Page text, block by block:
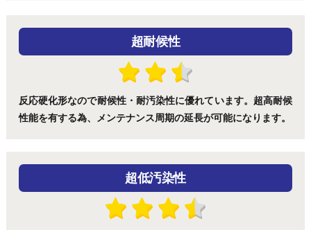
超耐候性
反応硬化形なので耐候性・耐汚染性に優れています。超高耐候
性能を有する為、メンテナンス周期の延長が可能になります。
超低汚染性